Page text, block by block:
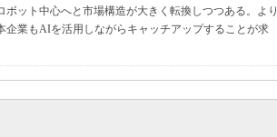
ット中心へと市場構造が大きく転換しつつある。より
業もAIを活用しながらキャッチアップすることが求